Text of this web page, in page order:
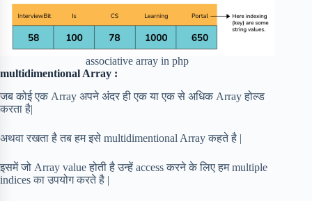
associative array in php
multidimentional Array :
जब कोई एक Array अपने अंदर ही एक या एक से अधिक Array होल्ड
करता है|
अथवा रखता है तब हम इसे multidimentional Array कहते है |
इसमें जो Array value होती है उन्हें access करने के लिए हम multiple
indices का उपयोग करते है |